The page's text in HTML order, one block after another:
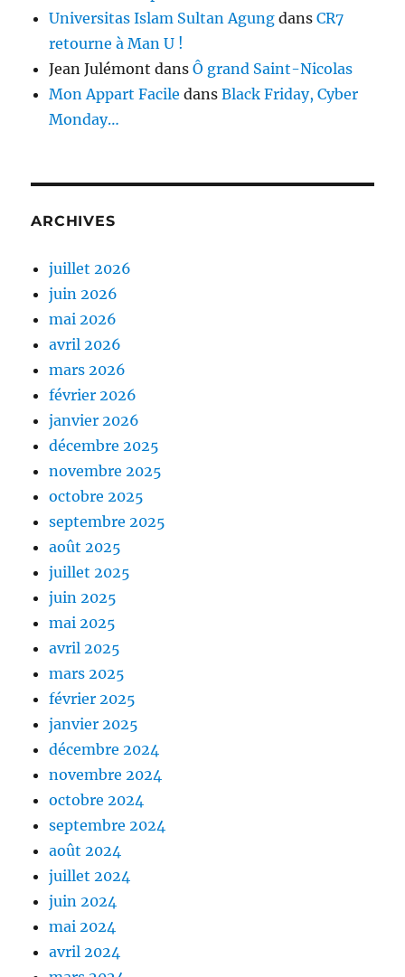
Universitas Islam Sultan Agung dansCR7
retourne à Man U !
Jean Julémont dansÔ grand Saint-Nicolas
Mon Appart Facile dansBlack Friday, Cyber
Monday…
ARCHIVES
juillet 2026
juin 2026
mai 2026
avril 2026
mars 2026
février 2026
janvier 2026
décembre 2025
novembre 2025
octobre 2025
septembre 2025
août 2025
juillet 2025
juin 2025
mai 2025
avril 2025
mars 2025
février 2025
janvier 2025
décembre 2024
novembre 2024
octobre 2024
septembre 2024
août 2024
juillet 2024
juin 2024
mai 2024
avril 2024